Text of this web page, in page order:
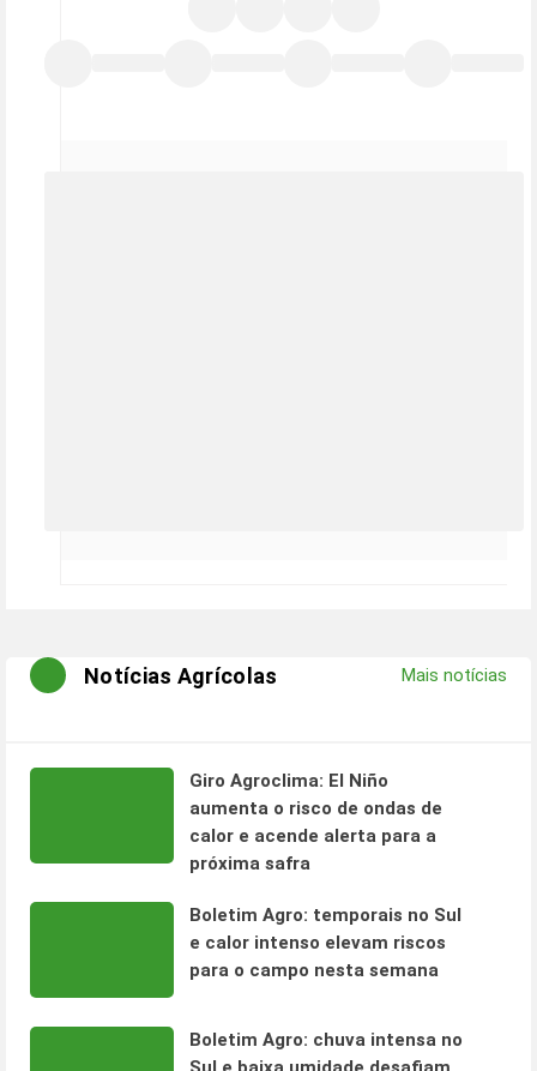
Notícias Agrícolas Mais notícias
Giro Agroclima: El Niño
aumenta o risco de ondas de
calor e acende alerta para a
próxima safra
Boletim Agro: temporais no Sul
e calor intenso elevam riscos
para o campo nesta semana
Boletim Agro: chuva intensa no